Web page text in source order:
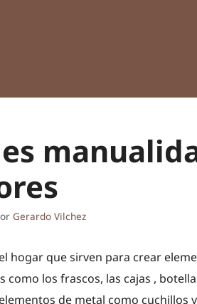
Gerardo Vilchez
hogar que sirven para crear
como los frascos, las cajas ,
de metal como cuchillos